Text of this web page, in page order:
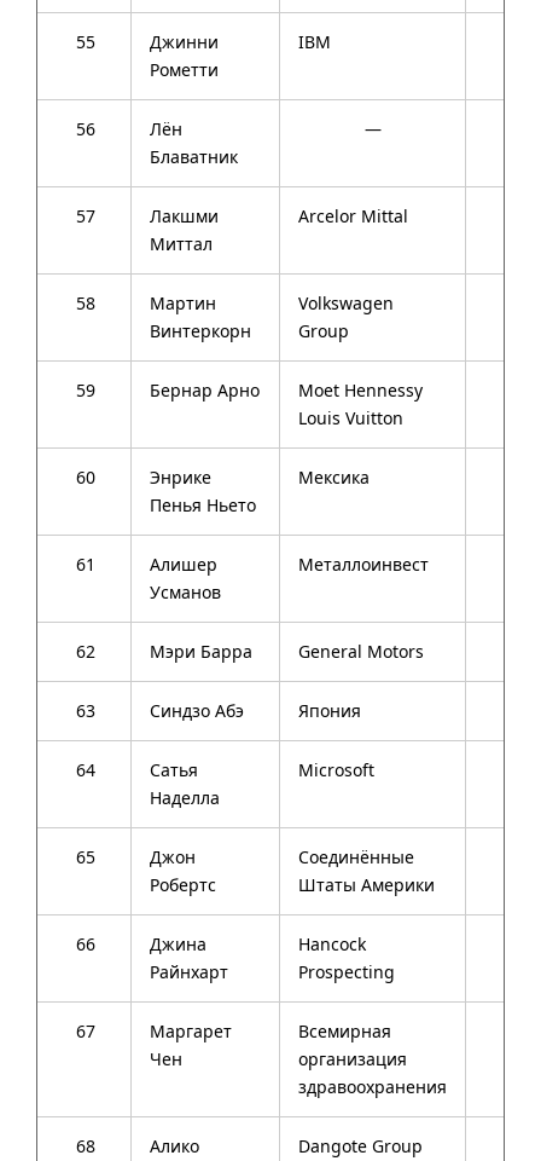
55
Джинни
Рометти
IBM
56
Лён
Блаватник
—
57
Лакшми
Миттал
Arcelor Mittal
58
Мартин
Винтеркорн
Volkswagen
Group
59 Бернар Арно
Moet Hennessy
Louis Vuitton
60
Энрике
Пенья Ньето
Мексика
61
Алишер
Усманов
Металлоинвест
62 Мэри Барра General Motors
63 Синдзо Абэ Япония
64
Сатья
Наделла
Microsoft
65
Джон
Робертс
Соединённые
Штаты Америки
66
Джина
Райнхарт
Hancock
Prospecting
67
Маргарет
Чен
Всемирная
организация
здравоохранения
68
Алико
Dangote Group